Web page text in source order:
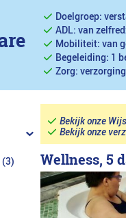
Doelgroep:
ADL: van
Mobiliteit: van
Begeleiding: 1
Zorg:
(3)
Bekijk onze
Bekijk onze
Wellness, 5